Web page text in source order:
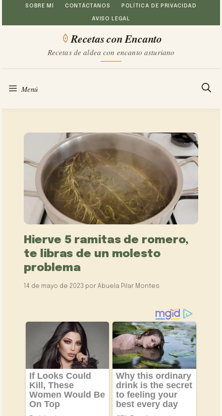
Saltar
al
SOBRE MÍ CONTÁCTANOS POLÍTICA DE PRIVACIDAD
AVISO LEGAL
Recetas con Encanto
Recetas de aldea con encanto asturiano
Menú
Hierve 5 ramitas de romero,
te libras de un molesto
problema
14 de mayo de 2023 porAbuela Pilar Montes